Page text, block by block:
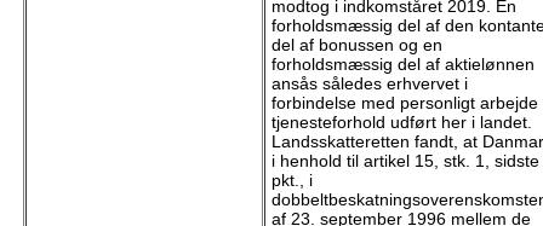
modtog i indkomståret 2019. En
forholdsmæssig del af den
del af bonussen og en
forholdsmæssig del af aktielønnen
ansås således erhvervet i
forbindelse med personligt arbejde
tjenesteforhold udført her i landet.
Landsskatteretten fandt, at
i henhold til artikel 15, stk. 1, sidste
pkt., i
af 23. september 1996 mellem de